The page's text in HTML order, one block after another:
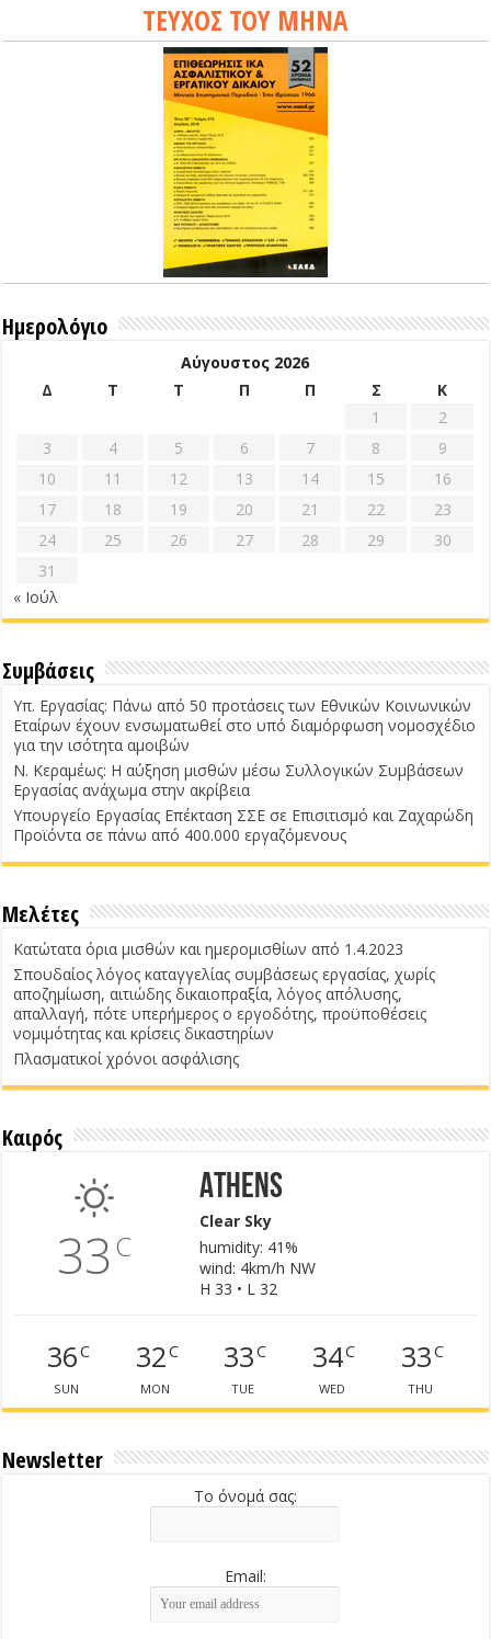
ΤΕΥΧΟΣ ΤΟΥ ΜΗΝΑ
Ημερολόγιο
Αύγουστος 2026
Δ
Τ Τ Π Π Σ
Κ
1
2
3
4 5 6 7 8
9
10
11 12 13 14 15
16
17
18 19 20 21 22
23
24
25 26 27 28 29
30
31
« Ιούλ
Συμβάσεις
Υπ. Εργασίας: Πάνω από 50 προτάσεις των Εθνικών Κοινωνικών
Εταίρων έχουν ενσωματωθεί στο υπό διαμόρφωση νομοσχέδιο
για την ισότητα αμοιβών
Ν. Κεραμέως: Η αύξηση μισθών μέσω Συλλογικών Συμβάσεων
Εργασίας ανάχωμα στην ακρίβεια
Υπουργείο Εργασίας Επέκταση ΣΣΕ σε Επισιτισμό και Ζαχαρώδη
Προϊόντα σε πάνω από 400.000 εργαζόμενους
Μελέτες
Κατώτατα όρια μισθών και ημερομισθίων από 1.4.2023
Σπουδαίος λόγος καταγγελίας συμβάσεως εργασίας, χωρίς
αποζημίωση, αιτιώδης δικαιοπραξία, λόγος απόλυσης,
απαλλαγή, πότε υπερήμερος ο εργοδότης, προϋποθέσεις
νομιμότητας και κρίσεις δικαστηρίων
Πλασματικοί χρόνοι ασφάλισης
Καιρός
33C
Athens
Clear Sky
humidity: 41%
wind: 4km/h NW
H 33 • L 32
36C
SUN
32C
MON
33C
TUE
34C
WED
33C
THU
Newsletter
Το όνομά σας:
Email: